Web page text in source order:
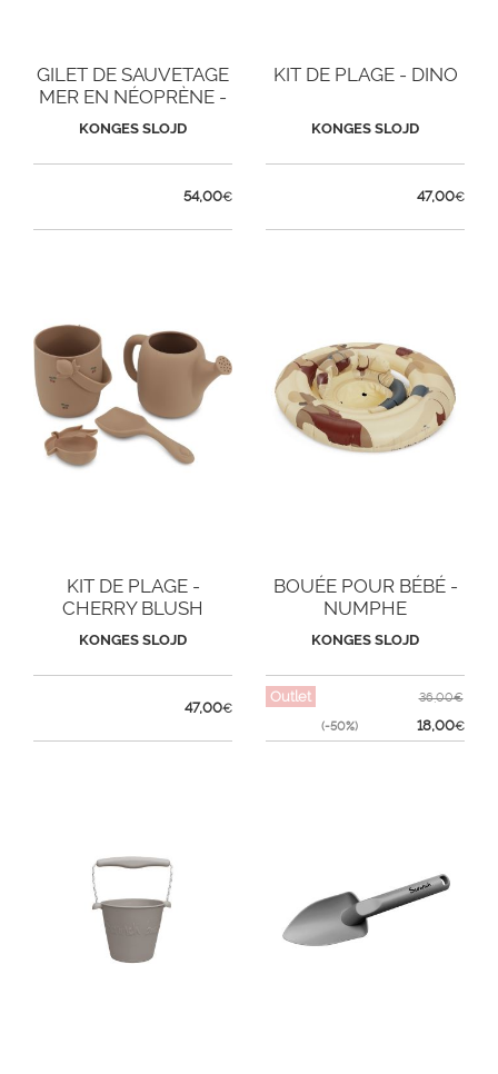
GILET DE SAUVETAGE
MER EN NÉOPRÈNE -
LICORNE BLEUE
KONGES SLOJD
54,00€
KIT DE PLAGE - DINO
KONGES SLOJD
47,00€
KIT DE PLAGE -
CHERRY BLUSH
KONGES SLOJD
47,00€
BOUÉE POUR BÉBÉ -
NUMPHE
KONGES SLOJD
Outlet
(-50%)
36,00€
18,00€